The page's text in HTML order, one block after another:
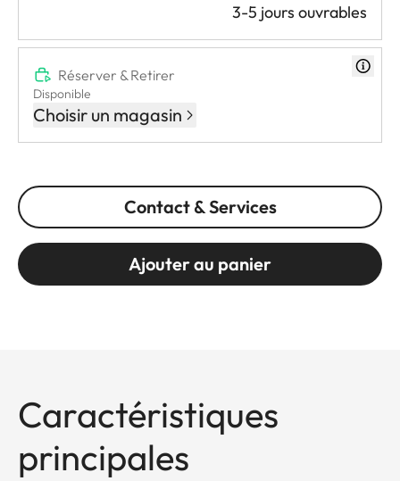
3-5 jours ouvrables
Réserver & Retirer
Disponible
Choisir un magasin
Contact & Services
Ajouter au panier
Caractéristiques
principales